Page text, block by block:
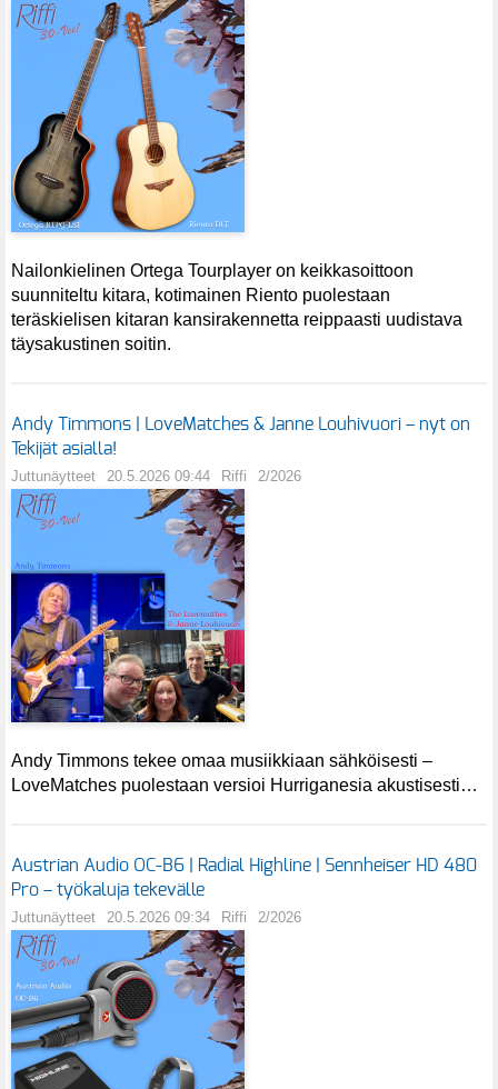
Nailonkielinen Ortega Tourplayer on keikkasoittoon
suunniteltu kitara, kotimainen Riento puolestaan
teräskielisen kitaran kansirakennetta reippaasti uudistava
täysakustinen soitin.
Andy Timmons | LoveMatches & Janne Louhivuori – nyt on
Tekijät asialla!
Juttunäytteet 20.5.2026 09:44 Riffi 2/2026
Andy Timmons tekee omaa musiikkiaan sähköisesti –
LoveMatches puolestaan versioi Hurriganesia akustisesti…
Austrian Audio OC-B6 | Radial Highline | Sennheiser HD 480
Pro – työkaluja tekevälle
Juttunäytteet 20.5.2026 09:34 Riffi 2/2026